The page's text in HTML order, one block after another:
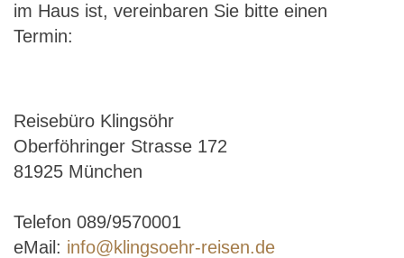
im Haus ist, vereinbaren Sie bitte einen
Termin:
Reisebüro Klingsöhr
Oberföhringer Strasse 172
81925 München
Telefon 089/9570001
eMail: info@klingsoehr-reisen.de